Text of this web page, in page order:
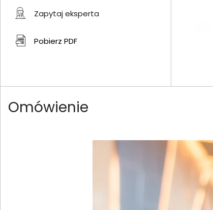
Zapytaj eksperta
Pobierz PDF
Omówienie